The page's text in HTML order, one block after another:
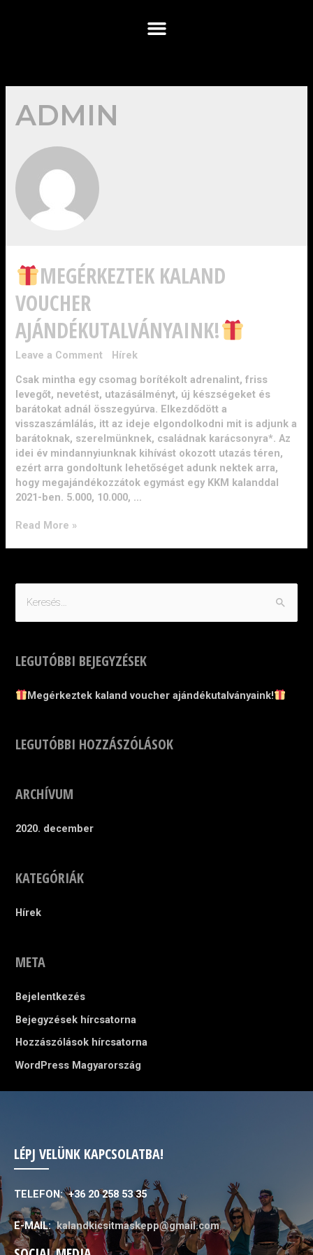
ADMIN
MEGÉRKEZTEK KALAND
VOUCHER
AJÁNDÉKUTALVÁNYAINK!
Leave a Comment Hírek
Csak mintha egy csomag borítékolt adrenalint, friss
levegőt, nevetést, utazásálményt, új készségeket és
barátokat adnál összegyúrva. Elkezdődött a
visszaszámlálás, itt az ideje elgondolkodni mit is adjunk a
barátoknak, szerelmünknek, családnak karácsonyra*. Az
idei év mindannyiunknak kihívást okozott utazás téren,
ezért arra gondoltunk lehetőséget adunk nektek arra,
hogy megajándékozzátok egymást egy KKM kalanddal
2021-ben. 5.000, 10.000, …
Read More »
LEGUTÓBBI BEJEGYZÉSEK
Megérkeztek kaland voucher ajándékutalványaink!
LEGUTÓBBI HOZZÁSZÓLÁSOK
ARCHÍVUM
2020. december
KATEGÓRIÁK
Hírek
META
Bejelentkezés
Bejegyzések hírcsatorna
Hozzászólások hírcsatorna
WordPress Magyarország
LÉPJ VELÜNK KAPCSOLATBA!
TELEFON: +36 20 258 53 35
E-MAIL:kalandkicsitmaskepp@gmail.com